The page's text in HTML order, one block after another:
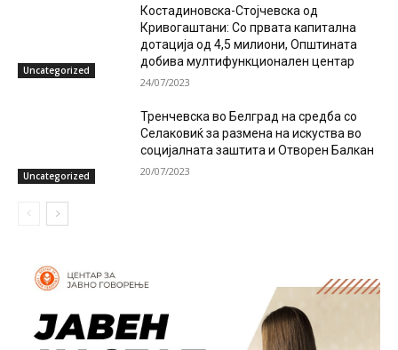
Uncategorized
Костадиновска-Стојчевска од
Кривогаштани: Со првата капитална
дотација од 4,5 милиони, Општината
добива мултифункционален центар
24/07/2023
Uncategorized
Тренчевска во Белград на средба со
Селаковиќ за размена на искуства во
социјалната заштита и Отворен Балкан
20/07/2023